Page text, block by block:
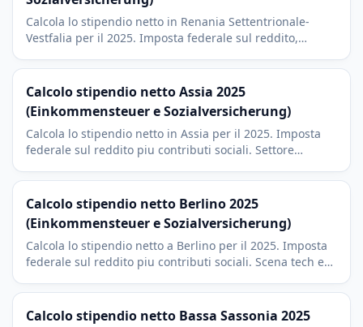
Calcola lo stipendio netto in Renania Settentrionale-
Vestfalia per il 2025. Imposta federale sul reddito,
Contesto Colonia e Dusseldorf.
Calcolo stipendio netto Assia 2025
(Einkommensteuer e Sozialversicherung)
Calcola lo stipendio netto in Assia per il 2025. Imposta
federale sul reddito piu contributi sociali. Settore
percento.
Calcolo stipendio netto Berlino 2025
(Einkommensteuer e Sozialversicherung)
Calcola lo stipendio netto a Berlino per il 2025. Imposta
federale sul reddito piu contributi sociali. Scena tech e
Calcolo stipendio netto Bassa Sassonia 2025